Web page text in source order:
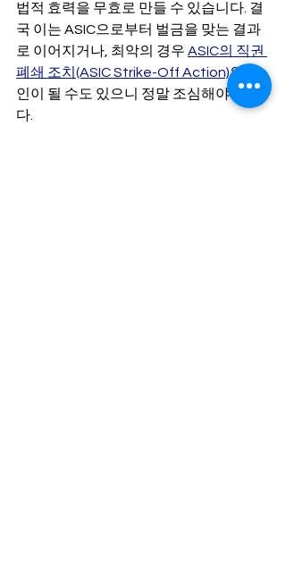
법적 효력을 무효로 만들 수 있습니다. 결
국 이는 ASIC으로부터 벌금을 맞는 결과
로 이어지거나, 최악의 경우 ASIC의 직권
폐쇄 조치(ASIC Strike-Off Action)의 원
인이 될 수도 있으니 정말 조심해야 합니
다.